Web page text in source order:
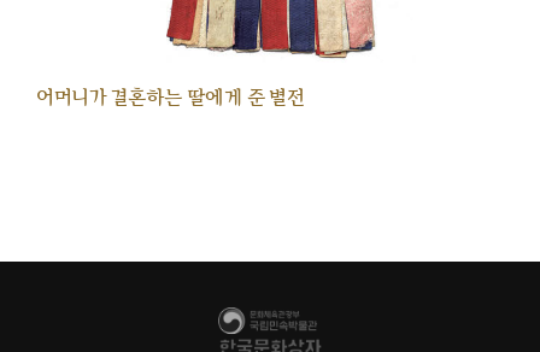
어머니가 결혼하는 딸에게 준 별전